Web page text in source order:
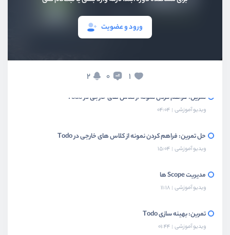
ورود و عضویت
1
0
2
حل تمرین: تزریق متغییر از جنس Interface
تزریق کلاس های خارجی با Provide
تمرین: فراهم کردن نمونه از کلاس های خارجی در Todo
ویدیو آموزشی 04:04
حل تمرین: فراهم کردن نمونه از کلاس های خارجی در Todo
ویدیو آموزشی 15:04
مدیریت Scope ها
ویدیو آموزشی 11:18
تمرین: بهینه سازی Todo
ویدیو آموزشی 01:44